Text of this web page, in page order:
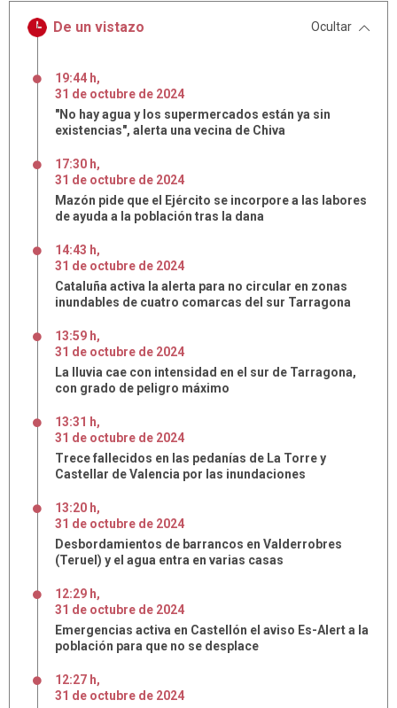
De un vistazo Ocultar
19:44 h,
31 de octubre de 2024
"No hay agua y los supermercados están ya sin
existencias", alerta una vecina de Chiva
17:30 h,
31 de octubre de 2024
Mazón pide que el Ejército se incorpore a las labores
de ayuda a la población tras la dana
14:43 h,
31 de octubre de 2024
Cataluña activa la alerta para no circular en zonas
inundables de cuatro comarcas del sur Tarragona
13:59 h,
31 de octubre de 2024
La lluvia cae con intensidad en el sur de Tarragona,
con grado de peligro máximo
13:31 h,
31 de octubre de 2024
Trece fallecidos en las pedanías de La Torre y
Castellar de Valencia por las inundaciones
13:20 h,
31 de octubre de 2024
Desbordamientos de barrancos en Valderrobres
(Teruel) y el agua entra en varias casas
12:29 h,
31 de octubre de 2024
Emergencias activa en Castellón el aviso Es-Alert a la
población para que no se desplace
12:27 h,
31 de octubre de 2024